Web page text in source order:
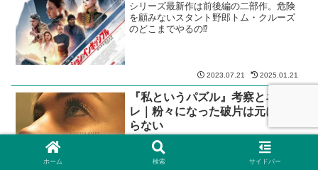
シリーズ最新作は前後編の二部作。危険
を顧みないスタント野郎トム・クルーズ
のどこまでやるの⁉
2023.07.21 2025.01.21
『私というパズル』考察とネタバ
レ｜粉々になった破片は元には戻
らない
前半20分を超える自宅出産の長回しワン
カットがずっしり重い。粉々になった破
片は、元には戻らない。ヴァネッサ・カ
ホーム 検索 サイドバー